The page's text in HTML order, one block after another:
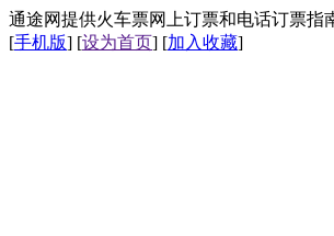
通途网提供火车票网上订票和电话订票指
[手机版] [设为首页] [加入收藏]